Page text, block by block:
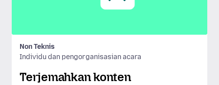
Non Teknis
Individu dan pengorganisasian acara
Terjemahkan konten